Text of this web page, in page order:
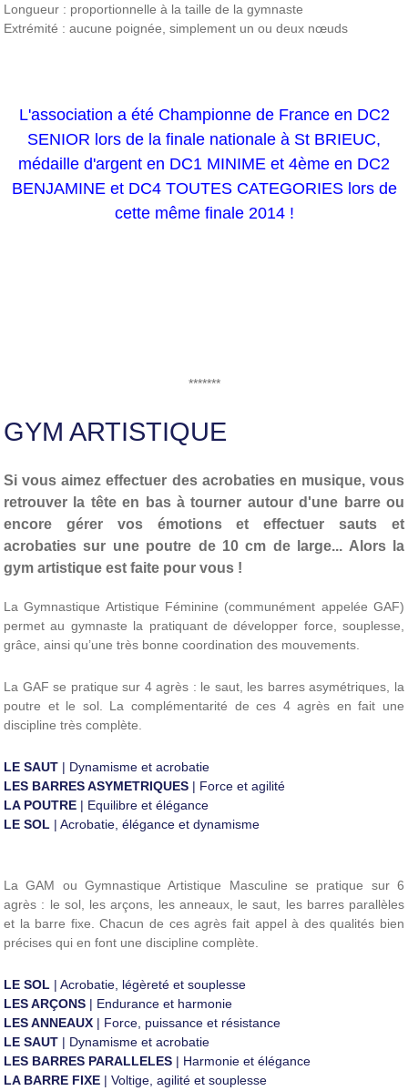
Longueur : proportionnelle à la taille de la gymnaste
Extrémité : aucune poignée, simplement un ou deux nœuds
L'association a été Championne de France en DC2
SENIOR lors de la finale nationale à St BRIEUC,
médaille d'argent en DC1 MINIME et 4ème en DC2
BENJAMINE et DC4 TOUTES CATEGORIES lors de
cette même finale 2014 !
*******
GYM ARTISTIQUE
Si vous aimez effectuer des acrobaties en musique, vous
retrouver la tête en bas à tourner autour d'une barre ou
encore gérer vos émotions et effectuer sauts et
acrobaties sur une poutre de 10 cm de large... Alors la
gym artistique est faite pour vous !
La Gymnastique Artistique Féminine (communément appelée GAF)
permet au gymnaste la pratiquant de développer force, souplesse,
grâce, ainsi qu’une très bonne coordination des mouvements.
La GAF se pratique sur 4 agrès : le saut, les barres asymétriques, la
poutre et le sol. La complémentarité de ces 4 agrès en fait une
discipline très complète.
LE SAUT | Dynamisme et acrobatie
LES BARRES ASYMETRIQUES | Force et agilité
LA POUTRE | Equilibre et élégance
LE SOL | Acrobatie, élégance et dynamisme
La GAM ou Gymnastique Artistique Masculine se pratique sur 6
agrès : le sol, les arçons, les anneaux, le saut, les barres parallèles
et la barre fixe. Chacun de ces agrès fait appel à des qualités bien
précises qui en font une discipline complète.
LE SOL | Acrobatie, légèreté et souplesse
LES ARÇONS | Endurance et harmonie
LES ANNEAUX | Force, puissance et résistance
LE SAUT | Dynamisme et acrobatie
LES BARRES PARALLELES | Harmonie et élégance
LA BARRE FIXE | Voltige, agilité et souplesse